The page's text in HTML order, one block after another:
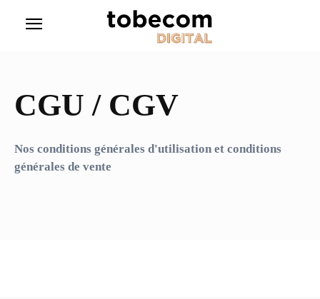
CGU / CGV
Nos conditions générales d'utilisation et conditions
générales de vente